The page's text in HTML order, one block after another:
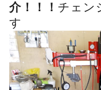
介！！！ チェン
す